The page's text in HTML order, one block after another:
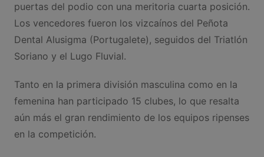
puertas del podio con una meritoria cuarta posición.
Los vencedores fueron los vizcaínos del Peñota
Dental Alusigma (Portugalete), seguidos del Triatlón
Soriano y el Lugo Fluvial.
Tanto en la primera división masculina como en la
femenina han participado 15 clubes, lo que resalta
aún más el gran rendimiento de los equipos ripenses
en la competición.